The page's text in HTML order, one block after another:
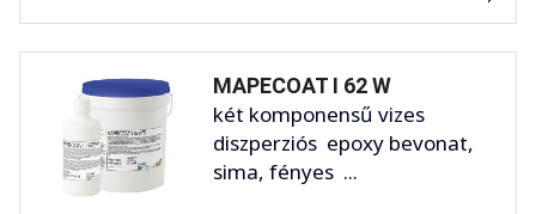
MAPECOAT I 62 W
két komponensű vizes
diszperziós epoxy bevonat,
sima, fényes ...